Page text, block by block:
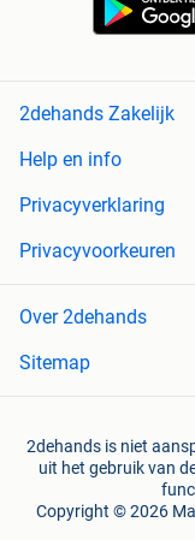
2dehands Zakelijk
Help en info
Privacyverklaring
Privacyvoorkeuren
Over 2dehands
Sitemap
2dehands is niet
uit het gebruik van
Copyright © 2026